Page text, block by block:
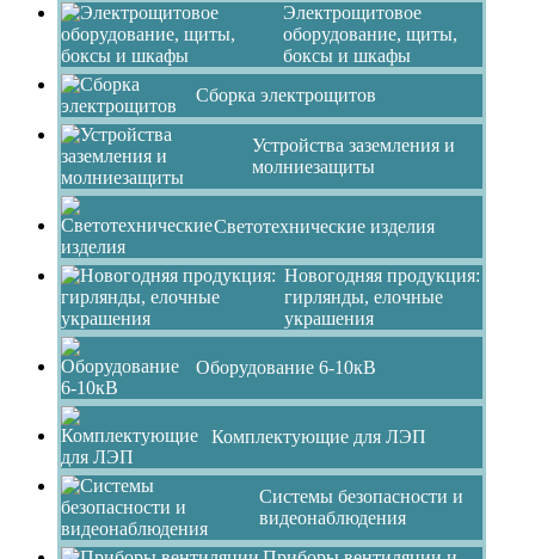
Электрощитовое
оборудование, щиты,
боксы и шкафы
Сборка электрощитов
Устройства заземления и
молниезащиты
Светотехнические изделия
Новогодняя продукция:
гирлянды, елочные
украшения
Оборудование 6-10кВ
Комплектующие для ЛЭП
Системы безопасности и
видеонаблюдения